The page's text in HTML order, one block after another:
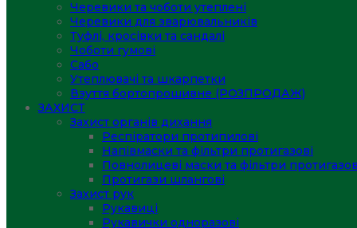
Черевики та чоботи утеплені
Черевики для зварювальників
Туфлі, кросівки та сандалі
Чоботи гумові
Сабо
Утеплювачі та шкарпетки
Взуття бортопрошивне (РОЗПРОДАЖ)
ЗАХИСТ
Захист органів дихання
Респіратори протипилові
Напівмаски та фільтри протигазові
Повнолицеві маски та фільтри
Протигази шлангові
Захист рук
Рукавиці
Рукавички одноразові